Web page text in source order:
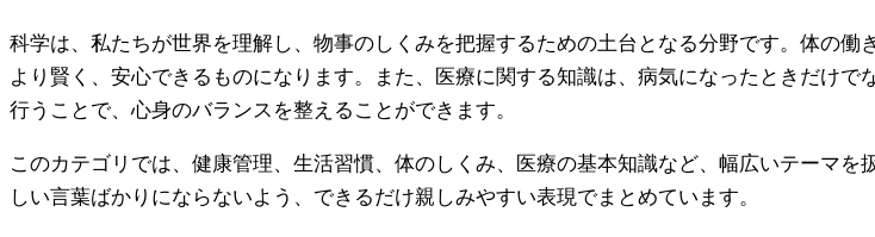
科学は、私たちが世界を理解し、物事のしくみを把握するための土台となる分野です。体の
より賢く、安心できるものになります。また、医療に関する知識は、病気になったときだけ
行うことで、心身のバランスを整えることができます。
このカテゴリでは、健康管理、生活習慣、体のしくみ、医療の基本知識など、幅広いテーマ
しい言葉ばかりにならないよう、できるだけ親しみやすい表現でまとめています。